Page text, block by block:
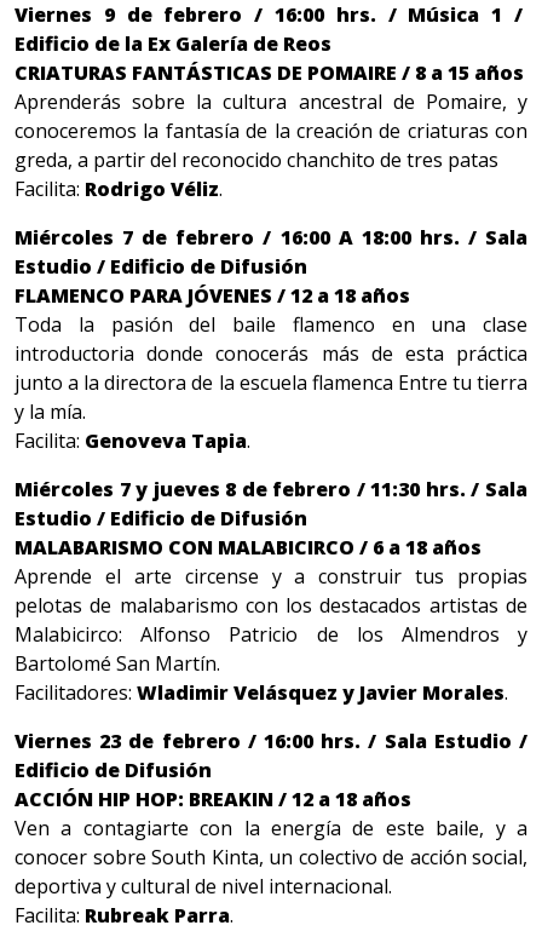
Viernes 9 de febrero / 16:00 hrs. / Música 1 /
Edificio de la Ex Galería de Reos
CRIATURAS FANTÁSTICAS DE POMAIRE / 8 a 15 años
Aprenderás sobre la cultura ancestral de Pomaire, y
conoceremos la fantasía de la creación de criaturas con
greda, a partir del reconocido chanchito de tres patas
Facilita: Rodrigo Véliz.
Miércoles 7 de febrero / 16:00 A 18:00 hrs. / Sala
Estudio / Edificio de Difusión
FLAMENCO PARA JÓVENES / 12 a 18 años
Toda la pasión del baile flamenco en una clase
introductoria donde conocerás más de esta práctica
junto a la directora de la escuela flamenca Entre tu tierra
y la mía.
Facilita: Genoveva Tapia.
Miércoles 7 y jueves 8 de febrero / 11:30 hrs. / Sala
Estudio / Edificio de Difusión
MALABARISMO CON MALABICIRCO / 6 a 18 años
Aprende el arte circense y a construir tus propias
pelotas de malabarismo con los destacados artistas de
Malabicirco: Alfonso Patricio de los Almendros y
Bartolomé San Martín.
Facilitadores: Wladimir Velásquez y Javier Morales.
Viernes 23 de febrero / 16:00 hrs. / Sala Estudio /
Edificio de Difusión
ACCIÓN HIP HOP: BREAKIN / 12 a 18 años
Ven a contagiarte con la energía de este baile, y a
conocer sobre South Kinta, un colectivo de acción social,
deportiva y cultural de nivel internacional.
Facilita: Rubreak Parra.